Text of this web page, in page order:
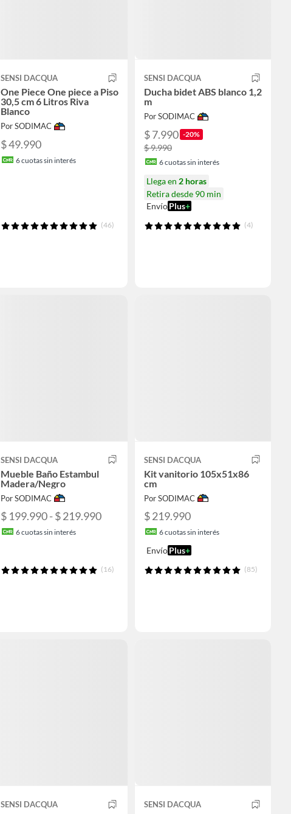
SENSI DACQUA
One Piece One piece a Piso
30,5 cm 6 Litros Riva
Blanco
Por SODIMAC
$ 49.990
6cuotas sin interés
(46)
SENSI DACQUA
Ducha bidet ABS blanco 1,2
m
Por SODIMAC
$ 7.990 -20%
$ 9.990
6cuotas sin interés
Llega en 2 horas
Retira desde 90 min
EnvíoPlus+
(4)
SENSI DACQUA
Mueble Baño Estambul
Madera/Negro
Por SODIMAC
$ 199.990 - $ 219.990
6cuotas sin interés
(16)
SENSI DACQUA
Kit vanitorio 105x51x86
cm
Por SODIMAC
$ 219.990
6cuotas sin interés
EnvíoPlus+
(85)
SENSI DACQUA SENSI DACQUA